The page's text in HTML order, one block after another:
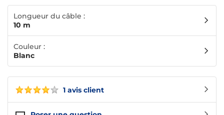
1 avis client
Longueur du câble :
10 m
Couleur :
Blanc